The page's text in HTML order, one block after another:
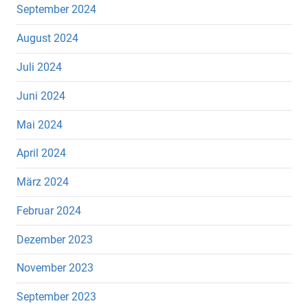
September 2024
August 2024
Juli 2024
Juni 2024
Mai 2024
April 2024
März 2024
Februar 2024
Dezember 2023
November 2023
September 2023